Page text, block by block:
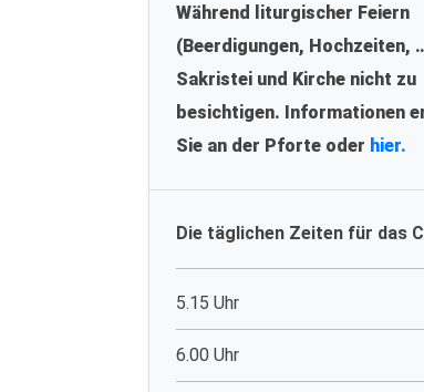
Während liturgischer Feiern
(Beerdigungen, Hochzeiten,
Sakristei und Kirche nicht zu
besichtigen. Informationen
Sie an der Pforte oder hier.
Die täglichen Zeiten für das
5.15 Uhr
6.00 Uhr